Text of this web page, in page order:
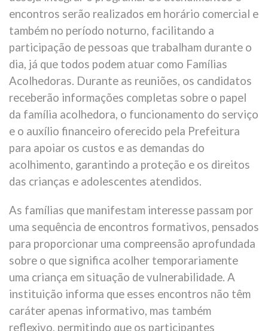
encontros serão realizados em horário comercial e
também no período noturno, facilitando a
participação de pessoas que trabalham durante o
dia, já que todos podem atuar como Famílias
Acolhedoras. Durante as reuniões, os candidatos
receberão informações completas sobre o papel
da família acolhedora, o funcionamento do serviço
e o auxílio financeiro oferecido pela Prefeitura
para apoiar os custos e as demandas do
acolhimento, garantindo a proteção e os direitos
das crianças e adolescentes atendidos.
As famílias que manifestam interesse passam por
uma sequência de encontros formativos, pensados
para proporcionar uma compreensão aprofundada
sobre o que significa acolher temporariamente
uma criança em situação de vulnerabilidade. A
instituição informa que esses encontros não têm
caráter apenas informativo, mas também
reflexivo, permitindo que os participantes